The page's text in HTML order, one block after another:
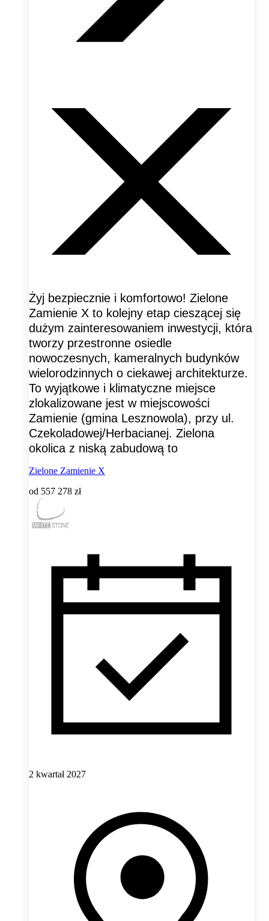
Żyj bezpiecznie i komfortowo! Zielone
Zamienie X to kolejny etap cieszącej się
dużym zainteresowaniem inwestycji, która
tworzy przestronne osiedle
nowoczesnych, kameralnych budynków
wielorodzinnych o ciekawej architekturze.
To wyjątkowe i klimatyczne miejsce
zlokalizowane jest w miejscowości
Zamienie (gmina Lesznowola), przy ul.
Czekoladowej/Herbacianej. Zielona
okolica z niską zabudową to
Zielone Zamienie X
od 557 278 zł
2 kwartał 2027